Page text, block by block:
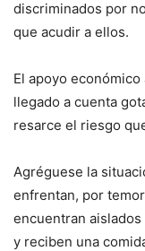
discriminados por
que acudir a ellos.
El apoyo
llegado a cuenta
resarce el riesgo
Agréguese la
enfrentan, por
encuentran
y reciben una